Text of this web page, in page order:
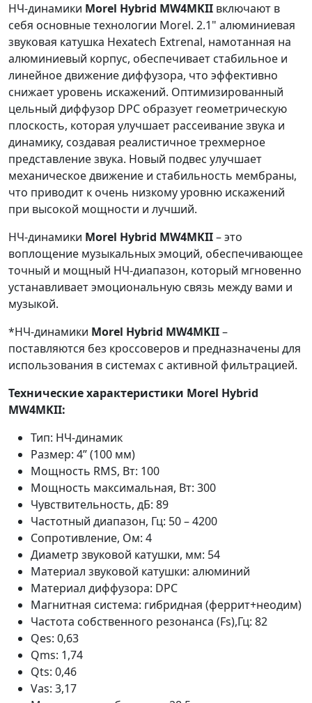
НЧ-динамики Morel Hybrid MW4MKII включают в
себя основные технологии Morel. 2.1" алюминиевая
звуковая катушка Hexatech Extrenal, намотанная на
алюминиевый корпус, обеспечивает стабильное и
линейное движение диффузора, что эффективно
снижает уровень искажений. Оптимизированный
цельный диффузор DPC образует геометрическую
плоскость, которая улучшает рассеивание звука и
динамику, создавая реалистичное трехмерное
представление звука. Новый подвес улучшает
механическое движение и стабильность мембраны,
что приводит к очень низкому уровню искажений
при высокой мощности и лучший.
НЧ-динамики Morel Hybrid MW4MKII– это
воплощение музыкальных эмоций, обеспечивающее
точный и мощный НЧ-диапазон, который мгновенно
устанавливает эмоциональную связь между вами и
музыкой.
*НЧ-динамики Morel Hybrid MW4MKII–
поставляются без кроссоверов и предназначены для
использования в системах с активной фильтрацией.
Технические характеристики Morel Hybrid
MW4MKII:
Тип: НЧ-динамик
Размер: 4” (100 мм)
Мощность RMS, Вт: 100
Мощность максимальная, Вт: 300
Чувствительность, дБ: 89
Частотный диапазон, Гц: 50 – 4200
Сопротивление, Ом: 4
Диаметр звуковой катушки, мм: 54
Материал звуковой катушки: алюминий
Материал диффузора: DPC
Магнитная система: гибридная (феррит+неодим)
Частота собственного резонанса (Fs),Гц: 82
Qes: 0,63
Qms: 1,74
Qts: 0,46
Vas: 3,17